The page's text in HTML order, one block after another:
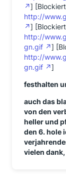
]
http://
]
http://
gn.gif
]
http://
gn.gif
]
festhalten
auch das
von den
heller und
den 6. hole
vielen